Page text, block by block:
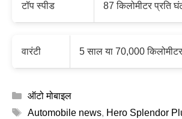
टॉप स्पीड 87 किलोमीटर प्रति
वारंटी 5 साल या 70,000 किलोमीटर
Categories
ऑटो मोबाइल
Tags
Automobile news, Hero Splendor